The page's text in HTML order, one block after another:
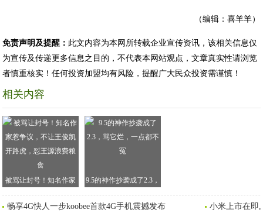
（编辑：喜羊羊）
免责声明及提醒： 此文内容为本网所转载企业宣传资讯，该相关信息仅
为宣传及传递更多信息之目的，不代表本网站观点，文章真实性请浏览
者慎重核实！任何投资加盟均有风险，提醒广大民众投资需谨慎！
相关内容
被骂让封号！知名作家
惹争议，不让王俊凯开
路虎，怼王源浪费粮食
9.5的神作抄袭成了2.3，
骂它烂，一点都不冤
畅享4G快人一步koobee首款4G手机震撼发布
小米上市在即